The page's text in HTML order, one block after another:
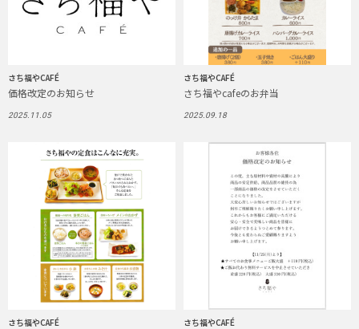
さち福やCAFÉ
価格改定のお知らせ
2025.11.05
さち福やCAFÉ
さち福やcafeのお弁当
2025.09.18
さち福やCAFÉ さち福やCAFÉ